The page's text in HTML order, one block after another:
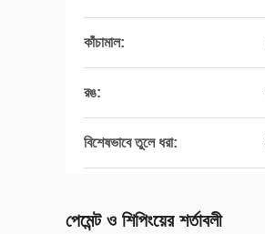
কাঁচামাল:
রঙ:
বিশেষভাবে তুলে ধরা:
পেমেন্ট ও শিপিংয়ের শর্তাবলী